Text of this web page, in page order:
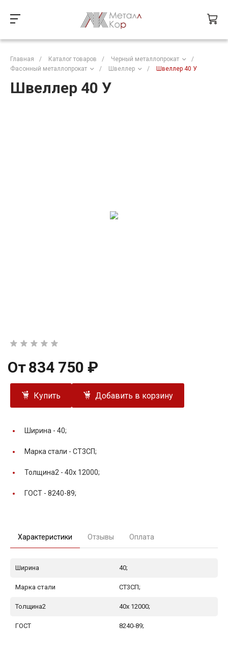
Главная / Каталог товаров / Черный металлопрокат
/
Фасонный металлопрокат
/ Швеллер / Швеллер 40 У
Швеллер 40 У
От834 750 ₽
Купить Добавить в корзину
Ширина - 40;
Марка стали - СТ3СП;
Толщина2 - 40x 12000;
ГОСТ - 8240-89;
Характеристики Отзывы Оплата
Ширина 40;
Марка стали СТ3СП;
Толщина2 40x 12000;
ГОСТ 8240-89;